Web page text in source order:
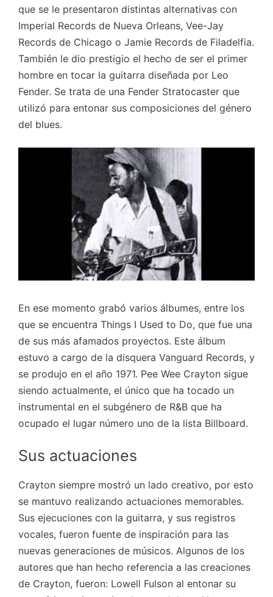
que se le presentaron distintas alternativas con
Imperial Records de Nueva Orleans, Vee-Jay
Records de Chicago o Jamie Records de Filadelfia.
También le dio prestigio el hecho de ser el primer
hombre en tocar la guitarra diseñada por Leo
Fender. Se trata de una Fender Stratocaster que
utilizó para entonar sus composiciones del género
del blues.
En ese momento grabó varios álbumes, entre los
que se encuentra Things I Used to Do, que fue una
de sus más afamados proyectos. Este álbum
estuvo a cargo de la disquera Vanguard Records, y
se produjo en el año 1971. Pee Wee Crayton sigue
siendo actualmente, el único que ha tocado un
instrumental en el subgénero de R&B que ha
ocupado el lugar número uno de la lista Billboard.
Sus actuaciones
Crayton siempre mostró un lado creativo, por esto
se mantuvo realizando actuaciones memorables.
Sus ejecuciones con la guitarra, y sus registros
vocales, fueron fuente de inspiración para las
nuevas generaciones de músicos. Algunos de los
autores que han hecho referencia a las creaciones
de Crayton, fueron: Lowell Fulson al entonar su